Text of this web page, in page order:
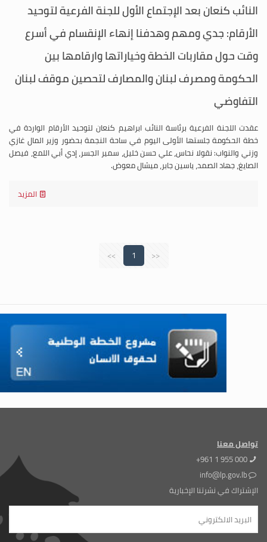
النائب كنعان بعد الإجتماع الأول للجنة الفرعية لتوحيد
الأرقام: جدي ومهم وهدفنا إنهاء الإنقسام في أسرع
وقت حول مقاربات الخطة وخياراتها وارقامها بين
الحكومة ومصرف لبنان والمصارف لتحصين موقف لبنان
التفاوضي
عقدت اللجنة الفرعية برئاسة النائب ابراهيم كنعان لتوحيد الأرقام الواردة في
خطة الحكومة جلستها الأولى اليوم في ساحة النجمة بحضور وزير المال غازي
وزني والنواب: نقولا نحاس، علي حسن خليل، سمير الجسر، إدي أبي اللمع، فيصل
الصايغ، جهاد الصمد، ياسين جابر، ميشال معوض.
المزيد
<<
1
>>
تواصل معنا
+961 1 955 000
info@lp.gov.lb
الإشتراك في نشرتنا الإخبارية